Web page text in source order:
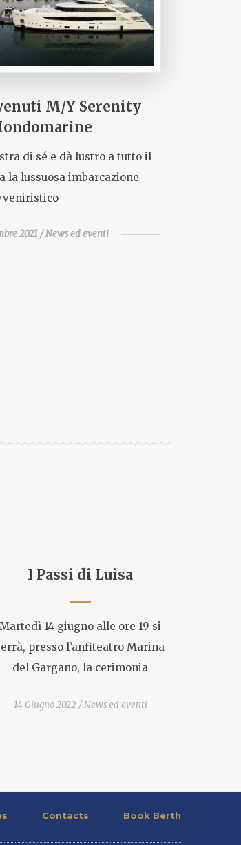
M/Y Serenity
di sé e dà lustro a tutto il
la lussuosa imbarcazione
2021 News ed eventi
I Passi di Luisa
Martedì 14 giugno alle ore 19 si
presso l’anfiteatro Marina
del Gargano, la cerimonia
14 Giugno 2022 News ed eventi
Contacts Book Berth